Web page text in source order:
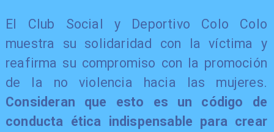
El Club Social y Deportivo Colo Colo
muestra su solidaridad con la víctima y
reafirma su compromiso con la promoción
de la no violencia hacia las mujeres.
Consideran que esto es un código de
conducta ética indispensable para crear